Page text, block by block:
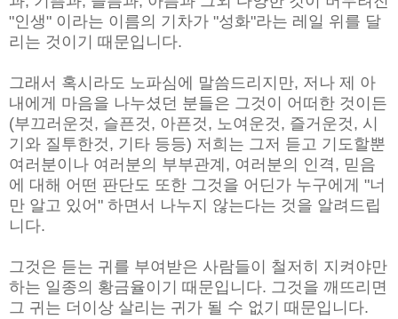
"인생" 이라는 이름의 기차가 "성화"라는 레일 위를 달
리는 것이기 때문입니다.
그래서 혹시라도 노파심에 말씀드리지만, 저나 제 아
내에게 마음을 나누셨던 분들은 그것이 어떠한 것이든
(부끄러운것, 슬픈것, 아픈것, 노여운것, 즐거운것, 시
기와 질투한것, 기타 등등) 저희는 그저 듣고 기도할뿐
여러분이나 여러분의 부부관계, 여러분의 인격, 믿음
에 대해 어떤 판단도 또한 그것을 어딘가 누구에게 "너
만 알고 있어" 하면서 나누지 않는다는 것을 알려드립
니다.
그것은 듣는 귀를 부여받은 사람들이 철저히 지켜야만
하는 일종의 황금율이기 때문입니다. 그것을 깨뜨리면
그 귀는 더이상 살리는 귀가 될 수 없기 때문입니다.